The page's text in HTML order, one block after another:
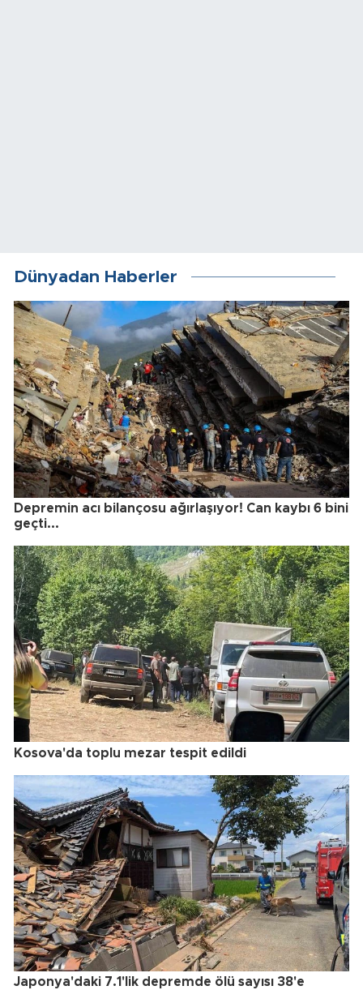
Dünyadan Haberler
Depremin acı bilançosu ağırlaşıyor! Can kaybı 6 bini
geçti...
Kosova'da toplu mezar tespit edildi
Japonya'daki 7.1'lik depremde ölü sayısı 38'e